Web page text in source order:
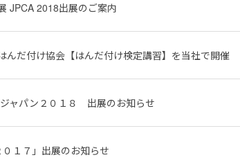
JPCA 2018出展のご案内
んだ付け協会【はんだ付け検定講習】を当社で開催
ャパン２０１８ 出展のお知らせ
１７」出展のお知らせ